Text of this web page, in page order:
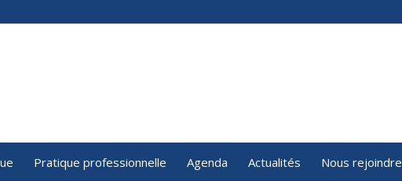
Pratique professionnelle Agenda Actualités Nous rejoindre